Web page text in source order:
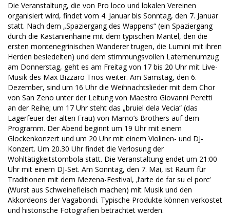
Die Veranstaltung, die von Pro loco und lokalen Vereinen
organisiert wird, findet vom 4. Januar bis Sonntag, den 7. Januar
statt. Nach dem „Spaziergang des Wappens“ (ein Spaziergang
durch die Kastanienhaine mit dem typischen Mantel, den die
ersten montenegrinischen Wanderer trugen, die Lumini mit ihren
Herden besiedelten) und dem stimmungsvollen Laternenumzug
am Donnerstag, geht es am Freitag von 17 bis 20 Uhr mit Live-
Musik des Max Bizzaro Trios weiter. Am Samstag, den 6.
Dezember, sind um 16 Uhr die Weihnachtslieder mit dem Chor
von San Zeno unter der Leitung von Maestro Giovanni Peretti
an der Reihe; um 17 Uhr steht das „bruiel dela Vecia“ (das
Lagerfeuer der alten Frau) von Mamo’s Brothers auf dem
Programm. Der Abend beginnt um 19 Uhr mit einem
Glockenkonzert und um 20 Uhr mit einem Violinen- und DJ-
Konzert. Um 20.30 Uhr findet die Verlosung der
Wohltätigkeitstombola statt. Die Veranstaltung endet um 21:00
Uhr mit einem DJ-Set. Am Sonntag, den 7. Mai, ist Raum für
Traditionen mit dem Mezena-Festival, ‚l’arte de far su el porc‘
(Wurst aus Schweinefleisch machen) mit Musik und den
Akkordeons der Vagabondi. Typische Produkte können verkostet
und historische Fotografien betrachtet werden.